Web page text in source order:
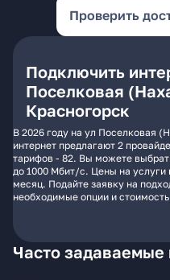
Проверить
Подключить
Поселковая
Красногорск
В 2026 году на ул Поселковая
интернет предлагают 2
тарифов - 82. Вы можете
до 1000 Мбит/с. Цены на услуги
месяц. Подайте заявку на
необходимые опции и
Часто задаваемые